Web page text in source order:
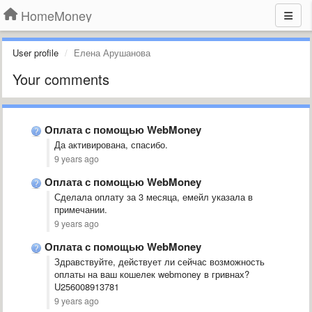
HomeMoney
User profile Елена Арушанова
Your comments
Оплата с помощью WebMoney
Да активирована, спасибо.
9 years ago
Оплата с помощью WebMoney
Сделала оплату за 3 месяца, емейл указала в
примечании.
9 years ago
Оплата с помощью WebMoney
Здравствуйте, действует ли сейчас возможность
оплаты на ваш кошелек webmoney в гривнах?
U256008913781
9 years ago